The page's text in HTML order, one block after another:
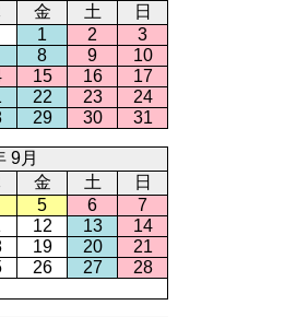
金 土
日
1
2
3
8 9
10
15 16
17
22 23
24
29 30 31
9月
金 土
日
5 6
7
12 13
14
19 20
21
26 27
28